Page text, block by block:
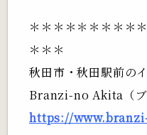
＊＊＊＊＊＊＊＊＊
＊＊＊
秋田市・秋田駅前の
Branzi-no Akita（ブ
https://